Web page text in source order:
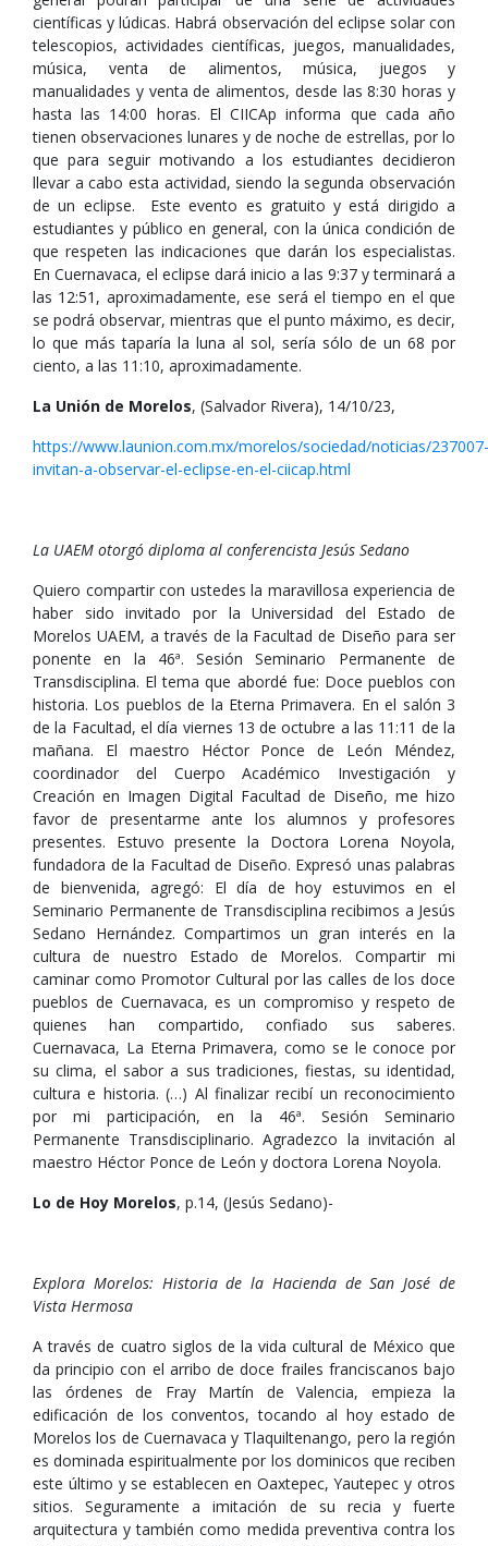
científicas y lúdicas. Habrá observación del eclipse solar con
telescopios, actividades científicas, juegos, manualidades,
música, venta de alimentos, música, juegos y
manualidades y venta de alimentos, desde las 8:30 horas y
hasta las 14:00 horas. El CIICAp informa que cada año
tienen observaciones lunares y de noche de estrellas, por lo
que para seguir motivando a los estudiantes decidieron
llevar a cabo esta actividad, siendo la segunda observación
de un eclipse. Este evento es gratuito y está dirigido a
estudiantes y público en general, con la única condición de
que respeten las indicaciones que darán los especialistas.
En Cuernavaca, el eclipse dará inicio a las 9:37 y terminará a
las 12:51, aproximadamente, ese será el tiempo en el que
se podrá observar, mientras que el punto máximo, es decir,
lo que más taparía la luna al sol, sería sólo de un 68 por
ciento, a las 11:10, aproximadamente.
La Unión de Morelos, (Salvador Rivera), 14/10/23,
https://www.launion.com.mx/morelos/sociedad/noticias/237007-
invitan-a-observar-el-eclipse-en-el-ciicap.html
La UAEM otorgó diploma al conferencista Jesús Sedano
Quiero compartir con ustedes la maravillosa experiencia de
haber sido invitado por la Universidad del Estado de
Morelos UAEM, a través de la Facultad de Diseño para ser
ponente en la 46ª. Sesión Seminario Permanente de
Transdisciplina. El tema que abordé fue: Doce pueblos con
historia. Los pueblos de la Eterna Primavera. En el salón 3
de la Facultad, el día viernes 13 de octubre a las 11:11 de la
mañana. El maestro Héctor Ponce de León Méndez,
coordinador del Cuerpo Académico Investigación y
Creación en Imagen Digital Facultad de Diseño, me hizo
favor de presentarme ante los alumnos y profesores
presentes. Estuvo presente la Doctora Lorena Noyola,
fundadora de la Facultad de Diseño. Expresó unas palabras
de bienvenida, agregó: El día de hoy estuvimos en el
Seminario Permanente de Transdisciplina recibimos a Jesús
Sedano Hernández. Compartimos un gran interés en la
cultura de nuestro Estado de Morelos. Compartir mi
caminar como Promotor Cultural por las calles de los doce
pueblos de Cuernavaca, es un compromiso y respeto de
quienes han compartido, confiado sus saberes.
Cuernavaca, La Eterna Primavera, como se le conoce por
su clima, el sabor a sus tradiciones, fiestas, su identidad,
cultura e historia. (…) Al finalizar recibí un reconocimiento
por mi participación, en la 46ª. Sesión Seminario
Permanente Transdisciplinario. Agradezco la invitación al
maestro Héctor Ponce de León y doctora Lorena Noyola.
Lo de Hoy Morelos, p.14, (Jesús Sedano)-
Explora Morelos: Historia de la Hacienda de San José de
Vista Hermosa
A través de cuatro siglos de la vida cultural de México que
da principio con el arribo de doce frailes franciscanos bajo
las órdenes de Fray Martín de Valencia, empieza la
edificación de los conventos, tocando al hoy estado de
Morelos los de Cuernavaca y Tlaquiltenango, pero la región
es dominada espiritualmente por los dominicos que reciben
este último y se establecen en Oaxtepec, Yautepec y otros
sitios. Seguramente a imitación de su recia y fuerte
arquitectura y también como medida preventiva contra los